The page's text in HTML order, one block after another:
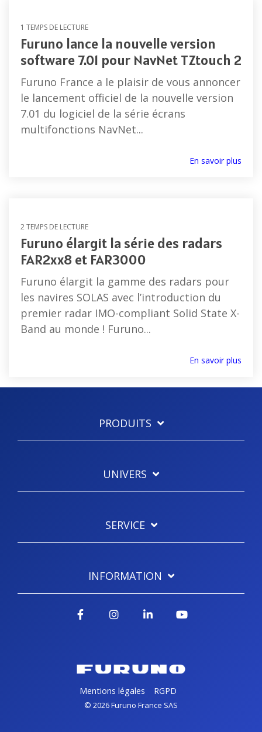
1 TEMPS DE LECTURE
Furuno lance la nouvelle version
software 7.01 pour NavNet TZtouch 2
Furuno France a le plaisir de vous annoncer
le lancement officiel de la nouvelle version
7.01 du logiciel de la série écrans
multifonctions NavNet...
En savoir plus
2 TEMPS DE LECTURE
Furuno élargit la série des radars
FAR2xx8 et FAR3000
Furuno élargit la gamme des radars pour
les navires SOLAS avec l’introduction du
premier radar IMO-compliant Solid State X-
Band au monde ! Furuno...
En savoir plus
PRODUITS
UNIVERS
SERVICE
INFORMATION
Mentions légales RGPD
© 2026 Furuno France SAS
FacebookInstagram
LinkedIn